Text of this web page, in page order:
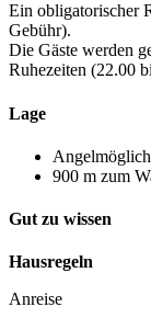
Ein obligatorischer
Gebühr).
Die Gäste werden
Ruhezeiten (22.00
Lage
900 m zum
Gut zu wissen
Hausregeln
Anreise